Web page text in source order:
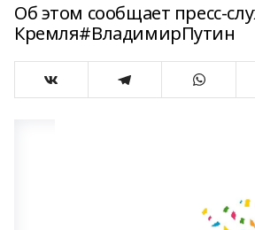
Об этом сообщает пресс-
Кремля#ВладимирПутин